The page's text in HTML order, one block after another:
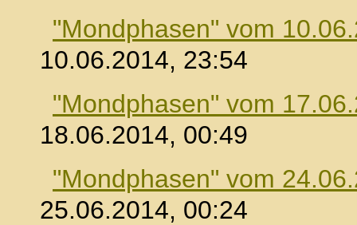
"Mondphasen" vom
10.06.2014, 23:54
"Mondphasen" vom
18.06.2014, 00:49
"Mondphasen" vom
25.06.2014, 00:24